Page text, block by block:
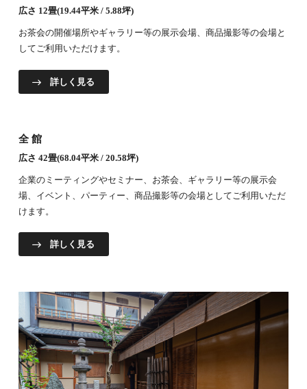
広さ 12畳(19.44平米 / 5.88坪)
お茶会の開催場所やギャラリー等の展示会場、商品撮影等の会場と
してご利用いただけます。
詳しく見る
全館
広さ 42畳(68.04平米 / 20.58坪)
企業のミーティングやセミナー、お茶会、ギャラリー等の展示会
場、イベント、パーティー、商品撮影等の会場としてご利用いただ
けます。
詳しく見る